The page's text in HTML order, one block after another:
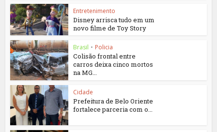
Entretenimento
Disney arrisca tudo em um
novo filme de Toy Story
Brasil • Policia
Colisão frontal entre
carros deixa cinco mortos
na MG...
Cidade
Prefeitura de Belo Oriente
fortalece parceria com o...